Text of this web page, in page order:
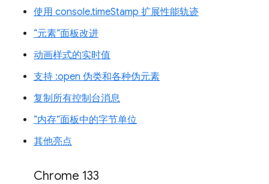
使用 console.timeStamp 扩展性能轨迹
“元素”面板改进
动画样式的实时值
支持 :open 伪类和各种伪元素
复制所有控制台消息
“内存”面板中的字节单位
其他亮点
Chrome 133